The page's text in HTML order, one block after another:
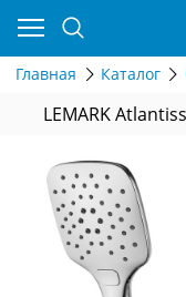
Главная Каталог
LEMARK